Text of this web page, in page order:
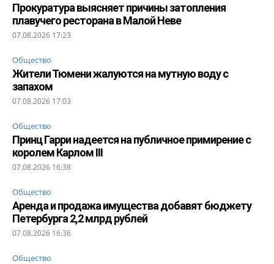
Прокуратура выясняет причины затопления
плавучего ресторана в Малой Неве
07.08.2026 17:23
Общество
Жители Тюмени жалуются на мутную воду с
запахом
07.08.2026 17:03
Общество
Принц Гарри надеется на публичное примирение с
королем Карлом III
07.08.2026 16:38
Общество
Аренда и продажа имущества добавят бюджету
Петербурга 2,2 млрд рублей
07.08.2026 16:36
Общество